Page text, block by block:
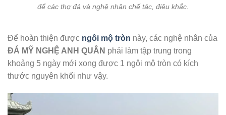
để các thợ đá và nghệ nhân chế tác, điêu khắc.
Để hoàn thiện được ngôi mộ tròn này, các nghệ nhân của
ĐÁ MỸ NGHỆ ANH QUÂN phải làm tập trung trong
khoảng 5 ngày mới xong được 1 ngôi mộ tròn có kích
thước nguyên khối như vậy.